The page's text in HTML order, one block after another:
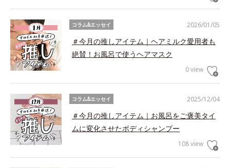
2026/01/05
コラム&エッセイ
＃今月の推しアイテム｜ヘアミルク愛用者も
絶賛！お風呂で使うヘアマスク
0 view
2025/12/04
コラム&エッセイ
＃今月の推しアイテム｜お風呂をご褒美タイ
ムに変化させたボディシャンプー
108 view